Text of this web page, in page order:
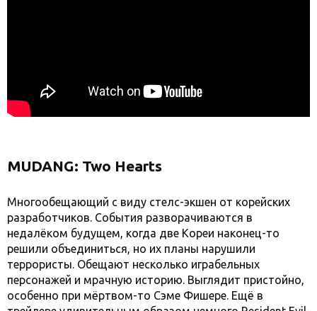
MUDANG: Two Hearts
Многообещающий с виду стелс-экшен от корейских
разработчиков. События разворачиваются в
недалёком будущем, когда две Кореи наконец-то
решили объединиться, но их планы нарушили
террористы. Обещают несколько играбельных
персонажей и мрачную историю. Выглядит пристойно,
особенно при мёртвом-то Сэме Фишере. Ещё в